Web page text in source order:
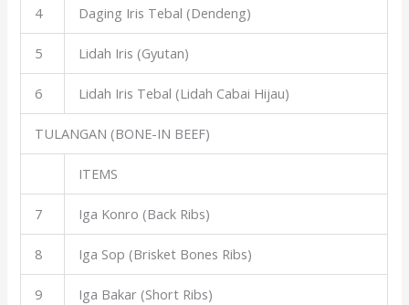
4 Daging Iris Tebal (Dendeng)
5 Lidah Iris (Gyutan)
6 Lidah Iris Tebal (Lidah Cabai Hijau)
TULANGAN (BONE-IN BEEF)
ITEMS
7 Iga Konro (Back Ribs)
8 Iga Sop (Brisket Bones Ribs)
9 Iga Bakar (Short Ribs)